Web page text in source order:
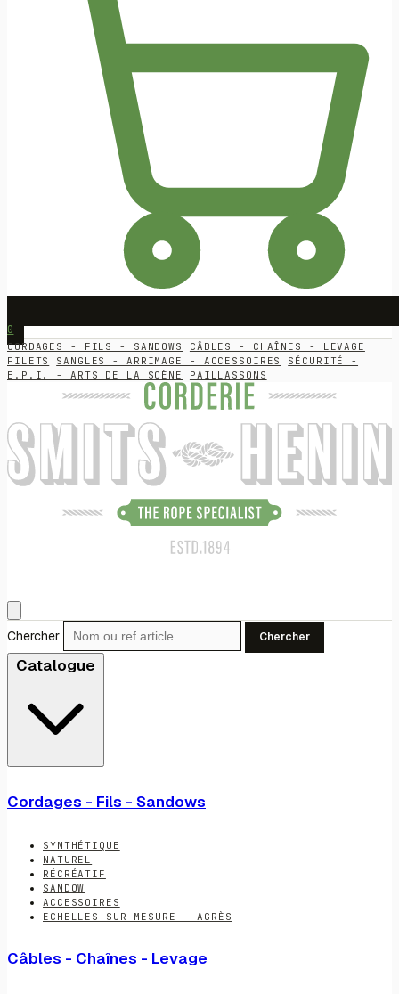
0
CORDAGES - FILS - SANDOWS
CÂBLES - CHAÎNES - LEVAGE
FILETS
SANGLES - ARRIMAGE - ACCESSOIRES
SÉCURITÉ -
E.P.I. - ARTS DE LA SCÈNE
PAILLASSONS
Chercher Chercher
Catalogue
Cordages - Fils - Sandows
SYNTHÉTIQUE
NATUREL
RÉCRÉATIF
SANDOW
ACCESSOIRES
ECHELLES SUR MESURE - AGRÈS
Câbles - Chaînes - Levage